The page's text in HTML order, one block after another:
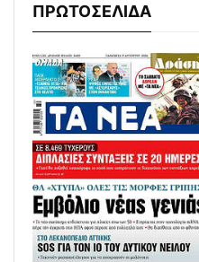
ΠΡΩΤΟΣΕΛΙΔΑ